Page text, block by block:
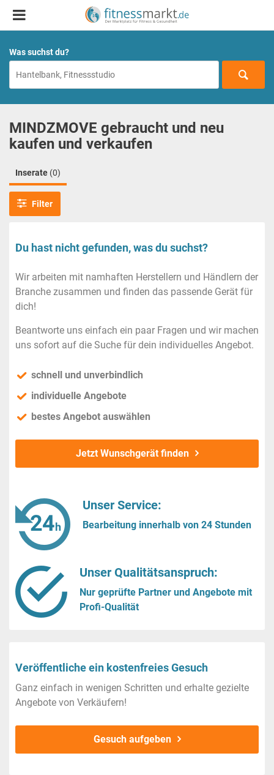
Was suchst du?
MINDZMOVE gebraucht und neu
kaufen und verkaufen
Inserate (0)
Filter
Du hast nicht gefunden, was du suchst?
Wir arbeiten mit namhaften Herstellern und Händlern der
Branche zusammen und finden das passende Gerät für
dich!
Beantworte uns einfach ein paar Fragen und wir machen
uns sofort auf die Suche für dein individuelles Angebot.
schnell und unverbindlich
individuelle Angebote
bestes Angebot auswählen
Jetzt Wunschgerät finden
Unser Service:
Bearbeitung innerhalb von 24 Stunden
Unser Qualitätsanspruch:
Nur geprüfte Partner und Angebote mit
Profi-Qualität
Veröffentliche ein kostenfreies Gesuch
Ganz einfach in wenigen Schritten und erhalte gezielte
Angebote von Verkäufern!
Gesuch aufgeben